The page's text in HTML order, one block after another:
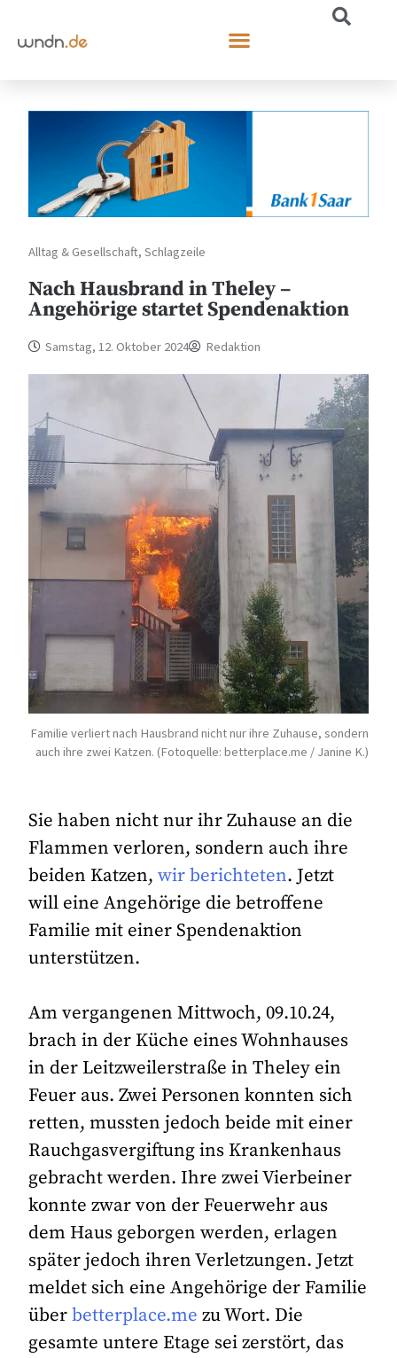
Alltag & Gesellschaft,Schlagzeile
Nach Hausbrand in Theley –
Angehörige startet Spendenaktion
Samstag, 12. Oktober 2024 Redaktion
Familie verliert nach Hausbrand nicht nur ihre Zuhause, sondern
auch ihre zwei Katzen. (Fotoquelle: betterplace.me / Janine K.)
Sie haben nicht nur ihr Zuhause an die
Flammen verloren, sondern auch ihre
beiden Katzen,wir berichteten. Jetzt
will eine Angehörige die betroffene
Familie mit einer Spendenaktion
unterstützen.
Am vergangenen Mittwoch, 09.10.24,
brach in der Küche eines Wohnhauses
in der Leitzweilerstraße in Theley ein
Feuer aus. Zwei Personen konnten sich
retten, mussten jedoch beide mit einer
Rauchgasvergiftung ins Krankenhaus
gebracht werden. Ihre zwei Vierbeiner
konnte zwar von der Feuerwehr aus
dem Haus geborgen werden, erlagen
später jedoch ihren Verletzungen. Jetzt
meldet sich eine Angehörige der Familie
überbetterplace.me zu Wort. Die
gesamte untere Etage sei zerstört, das